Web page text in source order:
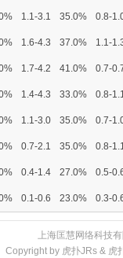
1.1-3.1 35.0% 0.8-
1.6-4.3 37.0% 1.1-
1.7-4.2 41.0% 0.7-
1.4-4.3 33.0% 0.8-
1.1-3.0 35.0% 0.7-
0.7-2.1 35.0% 0.8-
0.4-1.4 27.0% 0.5-
0.1-0.6 23.0% 0.3-
上海匡慧网络科技
Copyright by 虎扑JRs & 虎